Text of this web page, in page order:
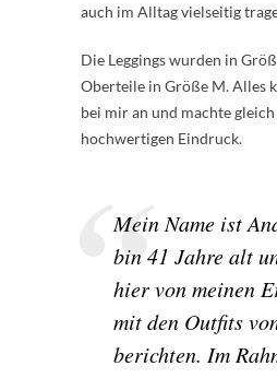
auch im Alltag vielseitig
Die Leggings wurden in
Oberteile in Größe M. Alles
bei mir an und machte gleich
hochwertigen Eindruck.
Mein Name ist
bin 41 Jahre alt
hier von meinen
mit den Outfits
berichten. Im